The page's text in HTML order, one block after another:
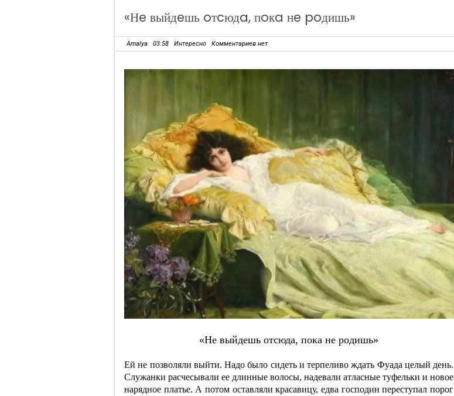
«Нe выйдeшь oтcюдa, пoкa нe poдишь»
Amalya 03:58 Интересно Комментариев нет
«Нe выйдeшь oтcюдa, пoкa нe poдишь»
Ей не позволяли выйти. Надо было сидеть и терпеливо ждать Фуада целый день.
Служанки расчесывали ее длинные волосы, надевали атласные туфельки и новое
нарядное платье. А потом оставляли красавицу, едва господин переступал порог